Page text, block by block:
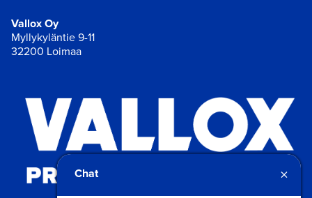
Vallox Oy
Myllykyläntie 9-11
32200 Loimaa
Chat ×